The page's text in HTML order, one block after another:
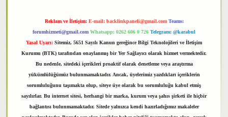
Reklam ve İletişim: E-mail: backlinkpaneli@gmail.com Teams:
forumhizmeti@gmail.com Whatsapp: 0262 606 0 726 Telegram: @karabul
Yasal Uyarı: Sitemiz, 5651 Sayılı Kanun gereğince Bilgi Teknolojileri ve İletişim
Kurumu (BTK) tarafından onaylanmış bir Yer Sağlayıcı olarak hizmet vermektedir.
Bu nedenle, sitedeki içerikleri proaktif olarak denetleme veya araştırma
yükümlülüğümüz bulunmamaktadır. Ancak, üyelerimiz yazdıkları içeriklerin
sorumluluğunu taşımakta olup, siteye üye olarak bu sorumluluğu kabul etmiş
sayılırlar. Bu internet sitesi, herhangi bir marka, kurum veya şahıs şirketi ile hiçbir
bağlantısı bulunmamaktadır. Sitede yalnızca kendi hazırladığımız makaleler